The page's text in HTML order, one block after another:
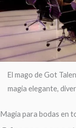
El mago de Got
magia elegante,
Magia para bodas en